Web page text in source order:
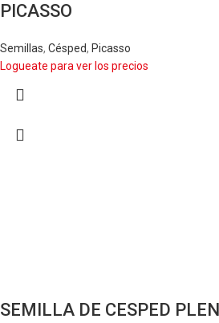
PICASSO
Semillas, Césped, Picasso
Logueate para ver los precios
SEMILLA DE CESPED